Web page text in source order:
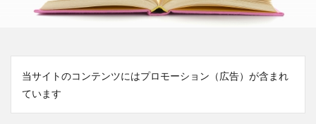
当サイトのコンテンツにはプロモーション（広告）が含まれ
ています